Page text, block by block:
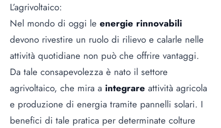
L’agrivoltaico:
Nel mondo di oggi le energie rinnovabili
devono rivestire un ruolo di rilievo e calarle nelle
attività quotidiane non può che offrire vantaggi.
Da tale consapevolezza è nato il settore
agrivoltaico, che mira a integrare attività agricola
e produzione di energia tramite pannelli solari. I
benefici di tale pratica per determinate colture